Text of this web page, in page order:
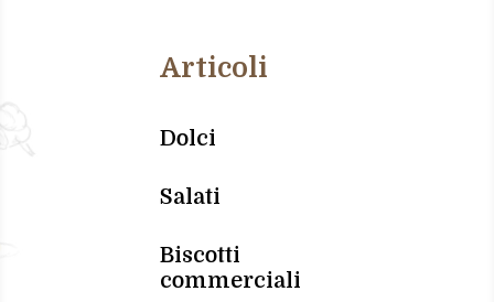
Articoli
Dolci
Salati
Biscotti
commerciali